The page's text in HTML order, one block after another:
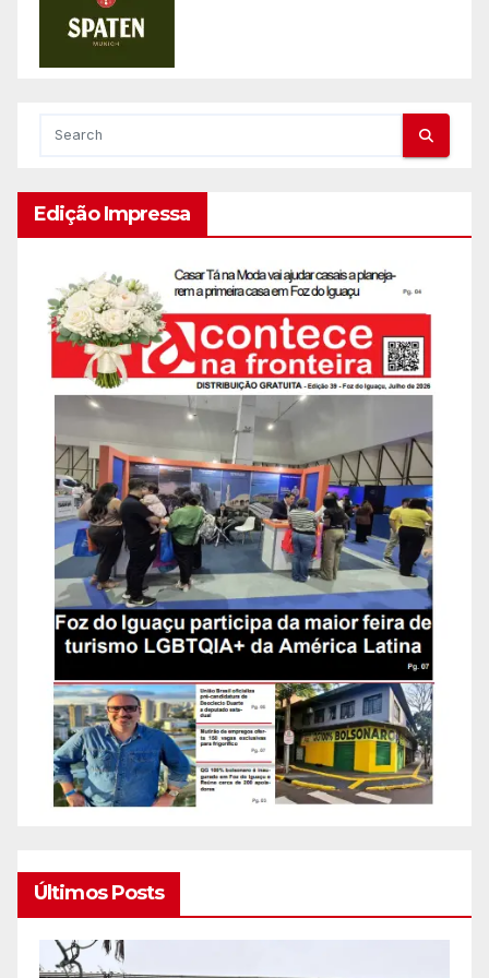
Edição Impressa
Últimos Posts